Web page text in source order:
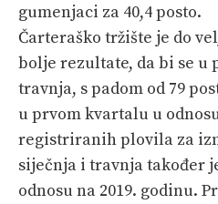
gumenjaci za 40,4 posto.
Čarteraško tržište je do
bolje rezultate, da bi se u
travnja, s padom od 79
u prvom kvartalu u
registriranih plovila za
siječnja i travnja također
odnosu na 2019. godinu.